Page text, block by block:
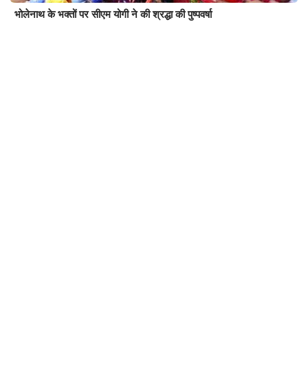
भोलेनाथ के भक्तों पर सीएम योगी ने की श्रद्धा की पुष्पवर्षा